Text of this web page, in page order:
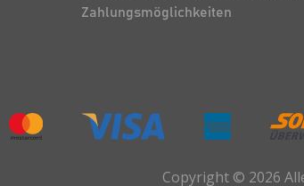
Zahlungsmöglichkeiten
Copyright © 2026